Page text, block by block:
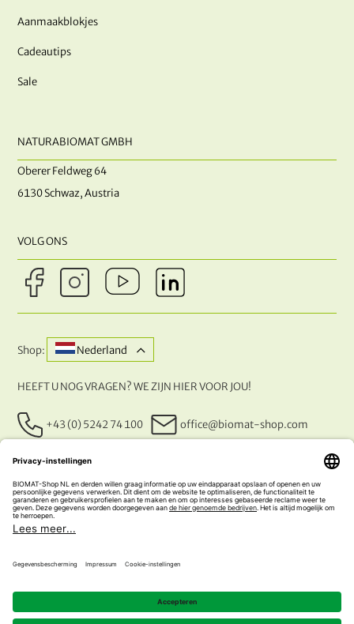
Aanmaakblokjes
Cadeautips
Sale
NATURABIOMAT GMBH
Oberer Feldweg 64
6130 Schwaz, Austria
VOLG ONS
Shop: Nederland
HEEFT U NOG VRAGEN? WE ZIJN HIER VOOR JOU!
+43 (0) 5242 74 100 office@biomat-shop.com
ONZE BETALINGSMETHODEN